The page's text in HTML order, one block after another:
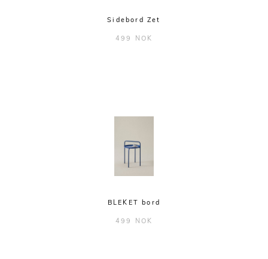
Sidebord Zet
499 NOK
BLEKET bord
499 NOK